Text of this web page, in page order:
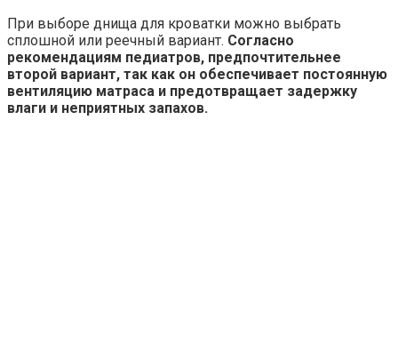
При выборе днища для кроватки можно выбрать
сплошной или реечный вариант. Согласно
рекомендациям педиатров, предпочтительнее
второй вариант, так как он обеспечивает постоянную
вентиляцию матраса и предотвращает задержку
влаги и неприятных запахов.